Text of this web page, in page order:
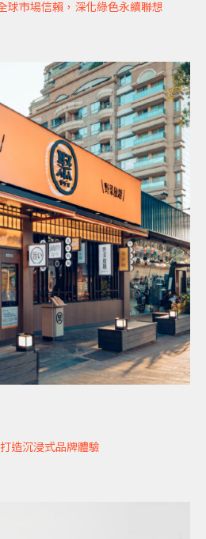
球市場信賴，深化綠色永續聯想
造沉浸式品牌體驗